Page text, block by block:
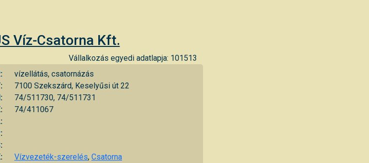
Víz-Csatorna Kft.
Vállalkozás egyedi adatlapja: 101513
vízellátás, csatornázás
7100 Szekszárd, Keselyűsi út 22
74/511730, 74/511731
74/411067
Vízvezeték-szerelés, Csatorna